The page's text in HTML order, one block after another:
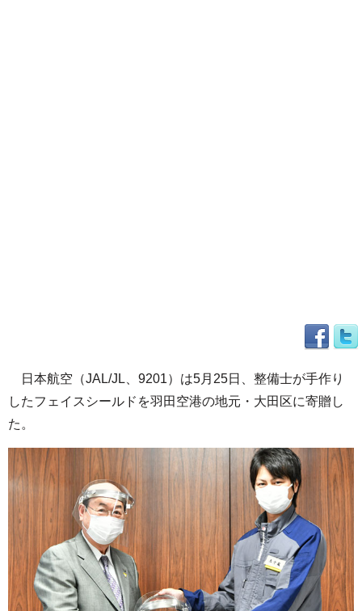
日本航空（JAL/JL、9201）は5月25日、整備士が手作り
したフェイスシールドを羽田空港の地元・大田区に寄贈し
た。